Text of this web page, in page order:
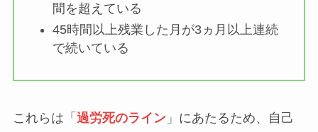
間を超えている
45時間以上残業した月が3ヵ月以上連続
で続いている
これらは「 過労死のライン 」にあたるため、自己